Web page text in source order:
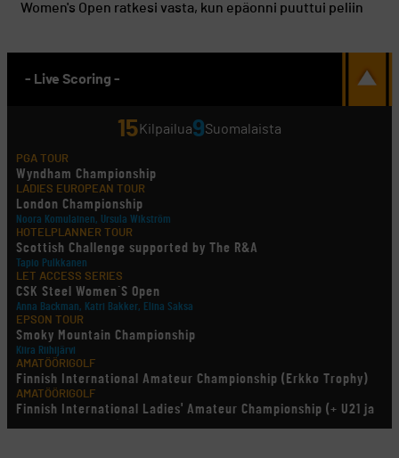
Women's Open ratkesi vasta, kun epäonni puuttui peliin
- Live Scoring -
15 Kilpailua9Suomalaista
PGA TOUR
Wyndham Championship
LADIES EUROPEAN TOUR
London Championship
Noora Komulainen, Ursula Wikström
HOTELPLANNER TOUR
Scottish Challenge supported by The R&A
Tapio Pulkkanen
LET ACCESS SERIES
CSK Steel Women´S Open
Anna Backman, Katri Bakker, Elina Saksa
EPSON TOUR
Smoky Mountain Championship
Kiira Riihijärvi
AMATÖÖRIGOLF
Finnish International Amateur Championship (Erkko Trophy)
AMATÖÖRIGOLF
Finnish International Ladies' Amateur Championship (+ U21 ja
U18/FJT/Aulanko)